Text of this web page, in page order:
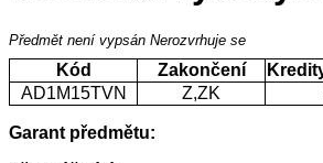
Předmět není vypsán Nerozvrhuje se
Kód Zakončení
AD1M15TVN
Z,ZK
Garant předmětu: